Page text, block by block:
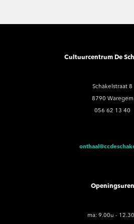
Cultuurcentrum De
Schakelstraat 8
8790 Waregem
056 62 13 40
Openingsuren
ma: 9.00u -